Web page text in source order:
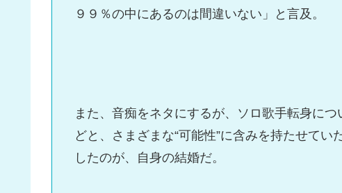
９９％の中にあるのは間違いない」と言及。
また、音痴をネタにするが、ソロ歌手転身に
どと、さまざまな“可能性”に含みを持たせて
したのが、自身の結婚だ。